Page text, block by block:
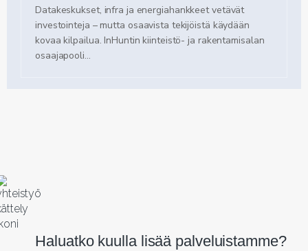
Datakeskukset, infra ja energiahankkeet vetävät
investointeja – mutta osaavista tekijöistä käydään
kovaa kilpailua. InHuntin kiinteistö- ja rakentamisalan
osaajapooli...
Haluatko kuulla lisää palveluistamme?